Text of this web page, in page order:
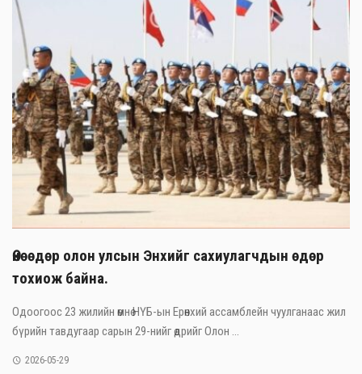
Өнөөдөр олон улсын Энхийг сахиулагчдын өдөр
тохиож байна.
Одоогоос 23 жилийн өмнө НҮБ-ын Ерөнхий ассамблейн чуулганаас жил
бүрийн тавдугаар сарын 29-нийг өдрийг Олон ...
2026-05-29